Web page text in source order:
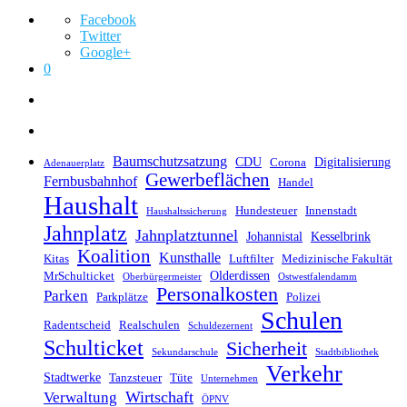
Facebook
Twitter
Google+
0
Adenauerplatz Baumschutzsatzung CDU Corona Digitalisierung
Fernbusbahnhof Gewerbeflächen Handel
Haushalt Haushaltssicherung Hundesteuer Innenstadt
Jahnplatz Jahnplatztunnel Johannistal Kesselbrink
Kitas Koalition Kunsthalle Luftfilter
Medizinische Fakultät
MrSchulticket
Oberbürgermeister Olderdissen Ostwestfalendamm
Parken Parkplätze Personalkosten Polizei
Radentscheid Realschulen Schuldezernent Schulen
Schulticket Sekundarschule Sicherheit Stadtbibliothek
Stadtwerke Tanzsteuer Tüte Unternehmen Verkehr
Verwaltung Wirtschaft ÖPNV